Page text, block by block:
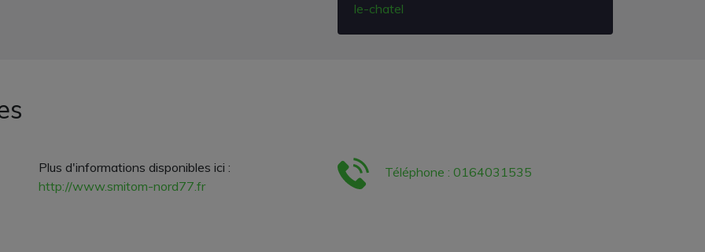
le-chatel
Plus d'informations disponibles ici :
http://www.smitom-nord77.fr
Téléphone : 0164031535